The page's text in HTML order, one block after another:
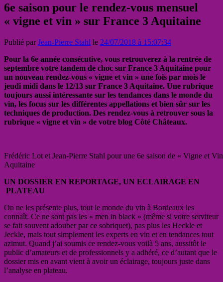
6e saison pour le rendez-vous mensuel
« vigne et vin » sur France 3 Aquitaine
Publié parJean-Pierre Stahl le 24/07/2018 à 15:07:34
Pour la 6e année consécutive, vous retrouverez à la rentrée de
septembre votre tandem de choc sur France 3 Aquitaine pour
un nouveau rendez-vous « vigne et vin » une fois par mois le
jeudi midi dans le 12/13 sur France 3 Aquitaine. Une rubrique
toujours aussi intéressante sur les tendances dans le monde du
vin, les focus sur les différentes appellations et bien sûr sur les
techniques de production. Des rendez-vous à retrouver sous la
rubrique « vigne et vin » de votre blog Côté Châteaux.
Frédéric Lot et Jean-Pierre Stahl pour une 6e saison de « Vigne et
Aquitaine
UN DOSSIER EN REPORTAGE, UN ECLAIRAGE EN
PLATEAU
On ne les présente plus, tout le monde du vin à Bordeaux les
connaît. Ce ne sont pas les « men in black » (même si votre serviteur
se fait souvent adouber par ce sobriquet), pas plus les Heckle et
Jeckle, mais tout simplement les experts en vin et en tendances tout
azimut. Quand j’ai soumis ce rendez-vous voilà 5 ans, aussitôt le
public d’amateurs et de professionnels y a adhéré, ce d’autant que le
dossier mis en avant vient à avoir un éclairage, toujours juste dans
l’analyse en plateau.